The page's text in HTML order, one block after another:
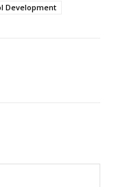
Development